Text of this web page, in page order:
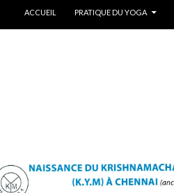
ACCUEIL
PRATIQUE DU YOGA